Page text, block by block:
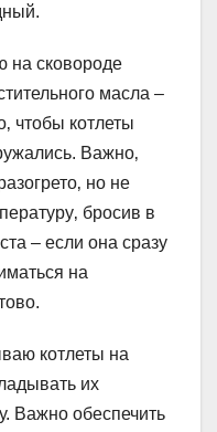
на сковороде
масла –
чтобы котлеты
Важно‚
но не
бросив в
– если она сразу
на
котлеты на
их
Важно обеспечить